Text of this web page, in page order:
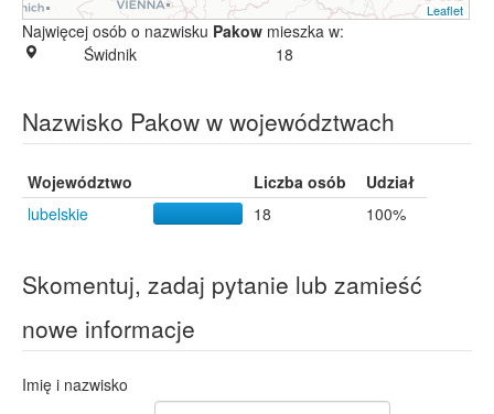
Leaflet
Najwięcej osób o nazwisku Pakow mieszka w:
Świdnik
18
Nazwisko Pakow w województwach
Województwo Liczba osób
Udział
lubelskie
18 100%
Skomentuj, zadaj pytanie lub zamieść
nowe informacje
Imię i nazwisko